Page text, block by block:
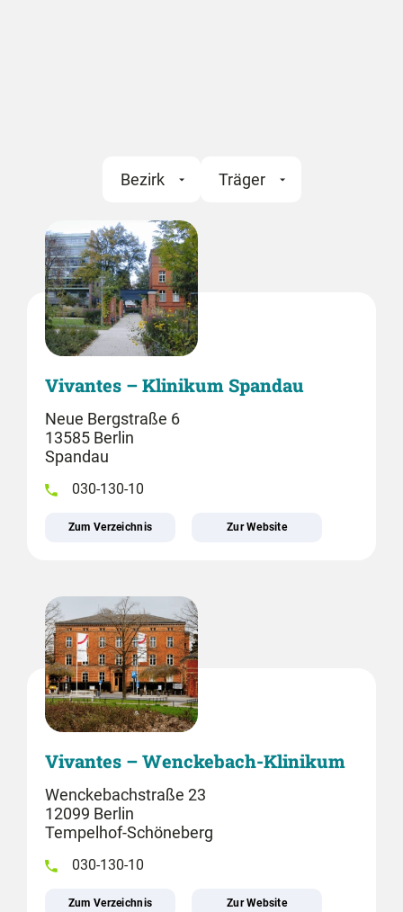
Bezirk Träger
Vivantes – Klinikum Spandau
Neue Bergstraße 6
13585 Berlin
Spandau
030-130-10
Zum Verzeichnis Zur Website
Vivantes – Wenckebach-Klinikum
Wenckebachstraße 23
12099 Berlin
Tempelhof-Schöneberg
030-130-10
Zum Verzeichnis Zur Website